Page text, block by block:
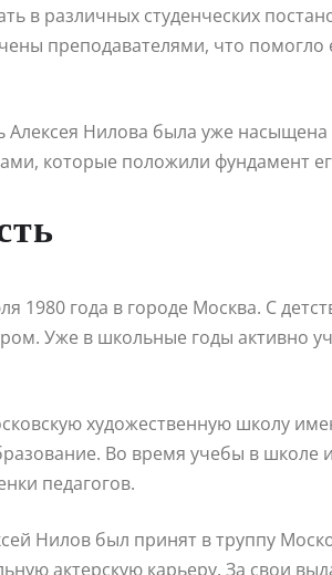
в различных студенческих
преподавателями, что помогло
Нилова была уже
которые положили фундамент
1980 года в городе Москва. С
Уже в школьные годы активно
художественную школу
Во время учебы в
педагогов.
Нилов был принят в труппу
актерскую карьеру. За свои